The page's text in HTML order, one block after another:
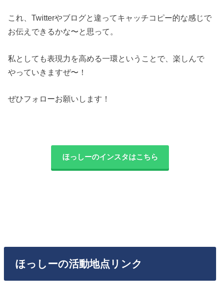
これ、Twitterやブログと違ってキャッチコピー的な感じで
お伝えできるかな〜と思って。
私としても表現力を高める一環ということで、楽しんで
やっていきますぜ〜！
ぜひフォローお願いします！
ほっしーのインスタはこちら
ほっしーの活動地点リンク